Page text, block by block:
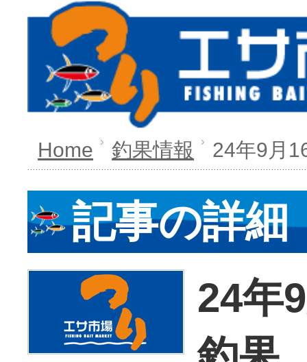
Home 釣果情報 24年9月
記事の詳細
24年